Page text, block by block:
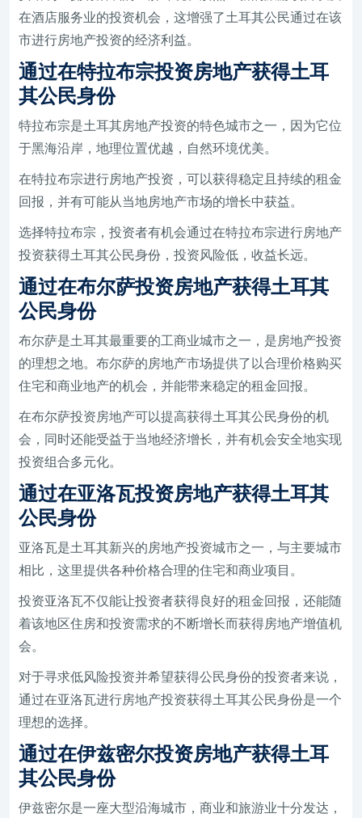
在酒店服务业的投资机会，这增强了土耳其公民通过在该
市进行房地产投资的经济利益。
通过在特拉布宗投资房地产获得土耳
其公民身份
特拉布宗是土耳其房地产投资的特色城市之一，因为它位
于黑海沿岸，地理位置优越，自然环境优美。
在特拉布宗进行房地产投资，可以获得稳定且持续的租金
回报，并有可能从当地房地产市场的增长中获益。
选择特拉布宗，投资者有机会通过在特拉布宗进行房地产
投资获得土耳其公民身份，投资风险低，收益长远。
通过在布尔萨投资房地产获得土耳其
公民身份
布尔萨是土耳其最重要的工商业城市之一，是房地产投资
的理想之地。布尔萨的房地产市场提供了以合理价格购买
住宅和商业地产的机会，并能带来稳定的租金回报。
在布尔萨投资房地产可以提高获得土耳其公民身份的机
会，同时还能受益于当地经济增长，并有机会安全地实现
投资组合多元化。
通过在亚洛瓦投资房地产获得土耳其
公民身份
亚洛瓦是土耳其新兴的房地产投资城市之一，与主要城市
相比，这里提供各种价格合理的住宅和商业项目。
投资亚洛瓦不仅能让投资者获得良好的租金回报，还能随
着该地区住房和投资需求的不断增长而获得房地产增值机
会。
对于寻求低风险投资并希望获得公民身份的投资者来说，
通过在亚洛瓦进行房地产投资获得土耳其公民身份是一个
理想的选择。
通过在伊兹密尔投资房地产获得土耳
其公民身份
伊兹密尔是一座大型沿海城市，商业和旅游业十分发达，